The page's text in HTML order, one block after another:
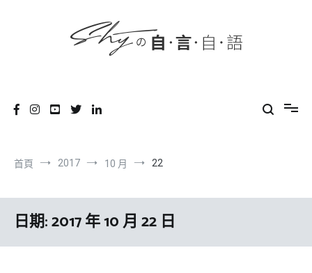
首頁 2017 10 月 22
日期:2017 年 10 月 22 日